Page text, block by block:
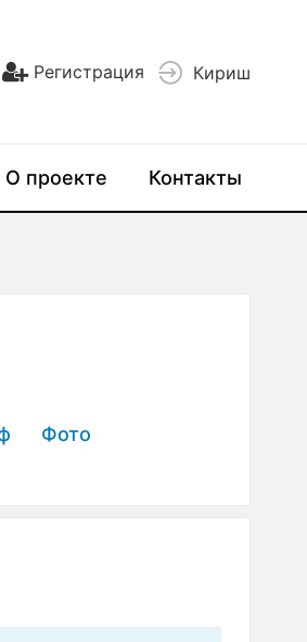
Регистрация Кириш
О проекте Контакты
Фото